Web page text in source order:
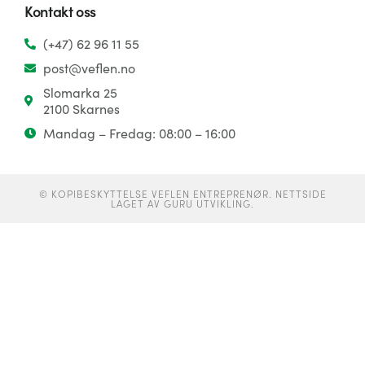
Kontakt oss
(+47) 62 96 11 55
post@veflen.no
Slomarka 25
2100 Skarnes
Mandag – Fredag: 08:00 – 16:00
© KOPIBESKYTTELSE VEFLEN ENTREPRENØR. NETTSIDE
LAGET AV GURU UTVIKLING.